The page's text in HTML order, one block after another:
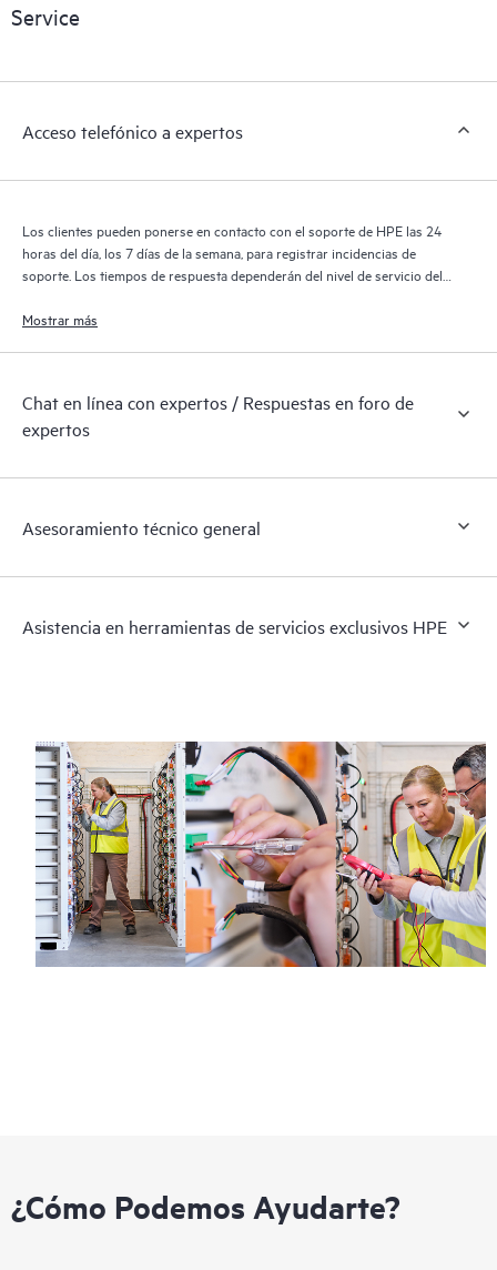
de HPE cubiertos por el servicio HPE Tech Care. Los clientes
distintos productos instalados en sus entornos y cómo
permiten a los clientes realizar determinadas actividades sin
proporcionan, además, un portal de recursos de conocimiento
los recursos de HPE, que impulsan la excelencia de las
operaciones y optimizan el rendimiento, del extremo a la nube.
Service
Acceso telefónico a expertos
Los clientes pueden ponerse en contacto con el soporte de HPE las 24
horas del día, los 7 días de la semana, para registrar incidencias de
soporte. Los tiempos de respuesta dependerán del nivel de servicio del
Mostrar más
Chat en línea con expertos / Respuestas en foro de
expertos
Asesoramiento técnico general
Asistencia en herramientas de servicios exclusivos HPE
¿Cómo Podemos Ayudarte?